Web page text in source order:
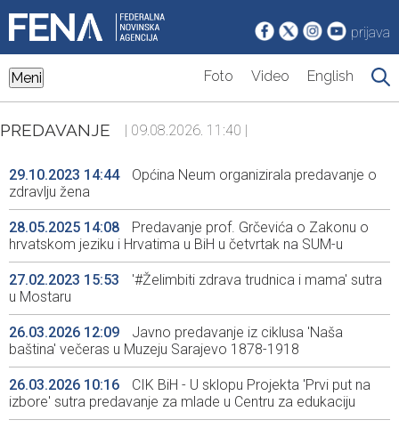
prijava
Meni Foto Video English
PREDAVANJE | 09.08.2026. 11:40 |
29.10.2023 14:44
Općina Neum organizirala predavanje o
zdravlju žena
28.05.2025 14:08
Predavanje prof. Grčevića o Zakonu o
hrvatskom jeziku i Hrvatima u BiH u četvrtak na SUM-u
27.02.2023 15:53
'#Želimbiti zdrava trudnica i mama' sutra
u Mostaru
26.03.2026 12:09
Javno predavanje iz ciklusa 'Naša
baština' večeras u Muzeju Sarajevo 1878-1918
26.03.2026 10:16
CIK BiH - U sklopu Projekta 'Prvi put na
izbore' sutra predavanje za mlade u Centru za edukaciju